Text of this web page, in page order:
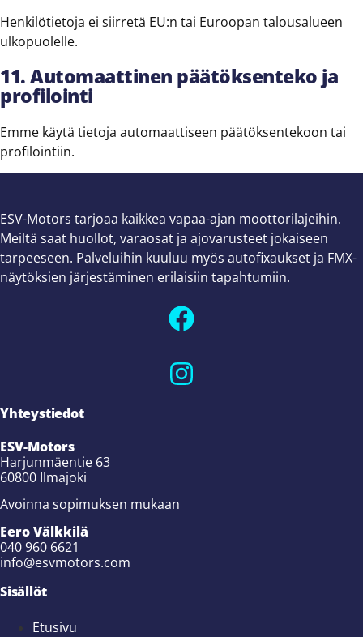
Henkilötietoja ei siirretä EU:n tai Euroopan talousalueen
ulkopuolelle.
11. Automaattinen päätöksenteko ja
profilointi
Emme käytä tietoja automaattiseen päätöksentekoon tai
profilointiin.
ESV-Motors tarjoaa kaikkea vapaa-ajan moottorilajeihin.
Meiltä saat huollot, varaosat ja ajovarusteet jokaiseen
tarpeeseen. Palveluihin kuuluu myös autofixaukset ja FMX-
näytöksien järjestäminen erilaisiin tapahtumiin.
Yhteystiedot
ESV-Motors
Harjunmäentie 63
60800 Ilmajoki
Avoinna sopimuksen mukaan
Eero Välkkilä
040 960 6621
info@esvmotors.com
Sisällöt
Etusivu